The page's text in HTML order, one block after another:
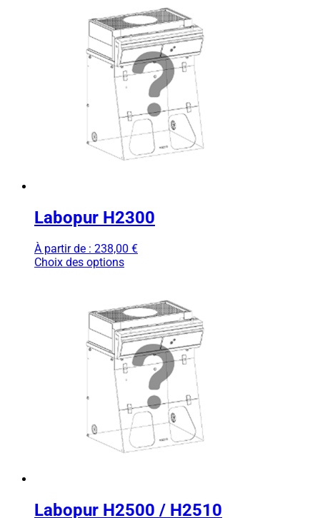
Labopur H2300
À partir de : 238,00 €
Choix des options
Labopur H2500 / H2510